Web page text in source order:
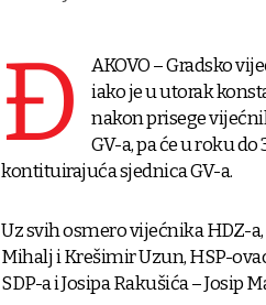
Đ
AKOVO – Gradsko
iako je u utorak
nakon prisege
GV-a, pa će u roku
kontituirajuća sjednica GV-a.
Uz svih osmero vijećnika HDZ-
Mihalj i Krešimir Uzun, HSP-
SDP-a i Josipa Rakušića – Josip